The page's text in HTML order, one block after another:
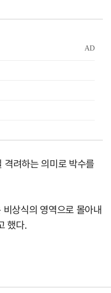
려하는 의미로 박수를
상식의 영역으로 몰아내
했다.